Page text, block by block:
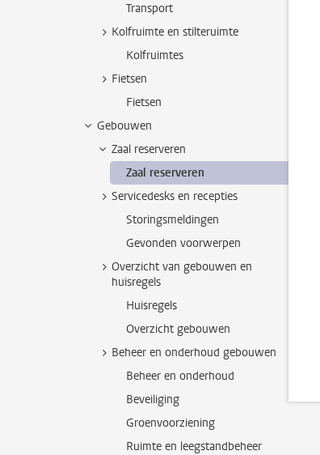
Transport
Kolfruimte en stilteruimte
Kolfruimtes
Fietsen
Fietsen
Gebouwen
Zaal reserveren
Zaal reserveren
Servicedesks en recepties
Storingsmeldingen
Gevonden voorwerpen
Overzicht van gebouwen en
huisregels
Huisregels
Overzicht gebouwen
Beheer en onderhoud gebouwen
Beheer en onderhoud
Beveiliging
Groenvoorziening
Ruimte en leegstandbeheer